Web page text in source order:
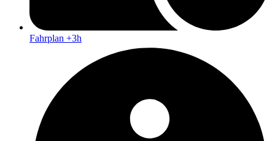
Fahrplan +3h